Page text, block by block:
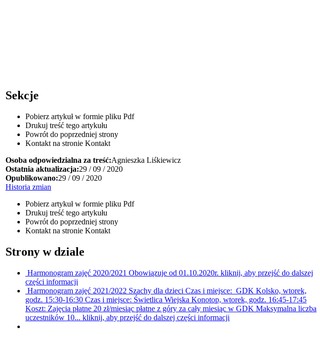
Sekcje
Pobierz artykuł w formie pliku Pdf
Drukuj treść tego artykułu
Powrót do poprzedniej strony
Kontakt na stronie Kontakt
Osoba odpowiedzialna za treść:Agnieszka Liśkiewicz
Ostatnia aktualizacja:29 / 09 / 2020
Opublikowano:29 / 09 / 2020
Historia zmian
Pobierz artykuł w formie pliku Pdf
Drukuj treść tego artykułu
Powrót do poprzedniej strony
Kontakt na stronie Kontakt
Strony w dziale
Harmonogram zajęć 2020/2021 Obowiązuje od 01.10.2020r. kliknij, aby przejść do dalszej
części informacji
Harmonogram zajęć 2021/2022 Szachy dla dzieci Czas i miejsce: GDK Kolsko, wtorek,
godz. 15:30-16:30 Czas i miejsce: Świetlica Wiejska Konotop, wtorek, godz. 16:45-17:45
Koszt: Zajęcia płatne 20 zł/miesiąc płatne z góry za cały miesiąc w GDK Maksymalna liczba
uczestników 10... kliknij, aby przejść do dalszej części informacji